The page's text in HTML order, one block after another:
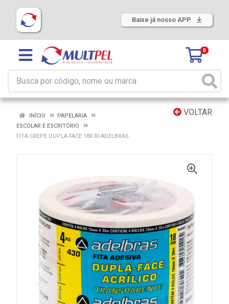
Baixe já nosso APP
0
VOLTAR
INÍCIO
PAPELARIA
ESCOLAR E ESCRITÓRIO
FITA CREPE DUPLA FACE 18X30 ADELBRAS